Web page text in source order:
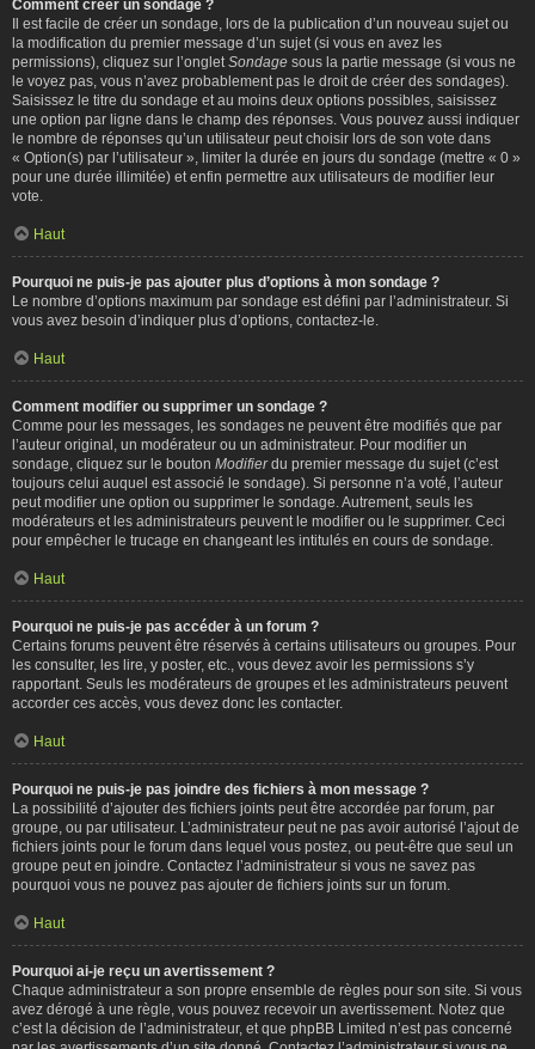
Comment créer un sondage ?
Il est facile de créer un sondage, lors de la publication d’un nouveau sujet ou
la modification du premier message d’un sujet (si vous en avez les
permissions), cliquez sur l’onglet Sondage sous la partie message (si vous ne
le voyez pas, vous n’avez probablement pas le droit de créer des sondages).
Saisissez le titre du sondage et au moins deux options possibles, saisissez
une option par ligne dans le champ des réponses. Vous pouvez aussi indiquer
le nombre de réponses qu’un utilisateur peut choisir lors de son vote dans
« Option(s) par l’utilisateur », limiter la durée en jours du sondage (mettre « 0 »
pour une durée illimitée) et enfin permettre aux utilisateurs de modifier leur
vote.
Haut
Pourquoi ne puis-je pas ajouter plus d’options à mon sondage ?
Le nombre d’options maximum par sondage est défini par l’administrateur. Si
vous avez besoin d’indiquer plus d’options, contactez-le.
Haut
Comment modifier ou supprimer un sondage ?
Comme pour les messages, les sondages ne peuvent être modifiés que par
l’auteur original, un modérateur ou un administrateur. Pour modifier un
sondage, cliquez sur le bouton Modifierdu premier message du sujet (c’est
toujours celui auquel est associé le sondage). Si personne n’a voté, l’auteur
peut modifier une option ou supprimer le sondage. Autrement, seuls les
modérateurs et les administrateurs peuvent le modifier ou le supprimer. Ceci
pour empêcher le trucage en changeant les intitulés en cours de sondage.
Haut
Pourquoi ne puis-je pas accéder à un forum ?
Certains forums peuvent être réservés à certains utilisateurs ou groupes. Pour
les consulter, les lire, y poster, etc., vous devez avoir les permissions s’y
rapportant. Seuls les modérateurs de groupes et les administrateurs peuvent
accorder ces accès, vous devez donc les contacter.
Haut
Pourquoi ne puis-je pas joindre des fichiers à mon message ?
La possibilité d’ajouter des fichiers joints peut être accordée par forum, par
groupe, ou par utilisateur. L’administrateur peut ne pas avoir autorisé l’ajout de
fichiers joints pour le forum dans lequel vous postez, ou peut-être que seul un
groupe peut en joindre. Contactez l’administrateur si vous ne savez pas
pourquoi vous ne pouvez pas ajouter de fichiers joints sur un forum.
Haut
Pourquoi ai-je reçu un avertissement ?
Chaque administrateur a son propre ensemble de règles pour son site. Si vous
avez dérogé à une règle, vous pouvez recevoir un avertissement. Notez que
c’est la décision de l’administrateur, et que phpBB Limited n’est pas concerné